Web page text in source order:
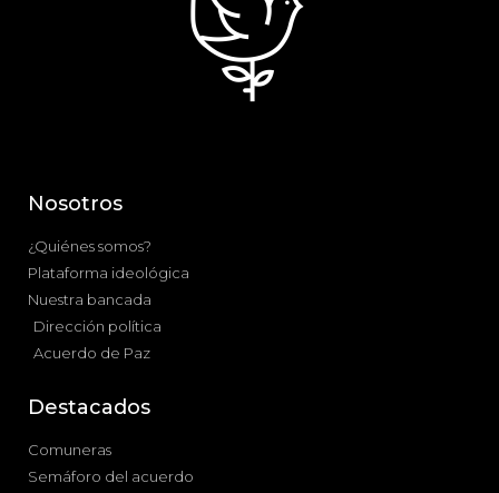
Nosotros
¿Quiénes somos?
Plataforma ideológica
Nuestra bancada
Dirección política
Acuerdo de Paz
Destacados
Comuneras
Semáforo del acuerdo